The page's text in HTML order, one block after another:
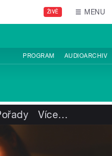
ŽIVĚ MENU
PROGRAM AUDIOARCHIV
Více…